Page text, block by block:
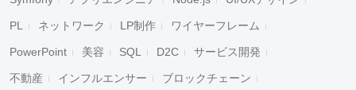
PL ネットワーク LP制作 ワイヤーフレーム
PowerPoint 美容 SQL D2C サービス開発
不動産 インフルエンサー ブロックチェーン